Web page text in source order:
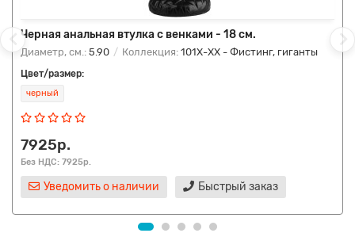
Черная анальная втулка с венками - 18 см.
Диаметр, см.: 5.90 Коллекция: 101Х-XX - Фистинг, гиганты
Цвет/размер:
черный
7925р.
Без НДС: 7925р.
Уведомить о наличии Быстрый заказ